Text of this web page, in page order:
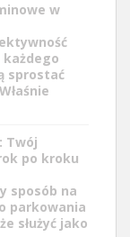
w
sprostać
Twój
po kroku
sposób na
parkowania
służyć jako